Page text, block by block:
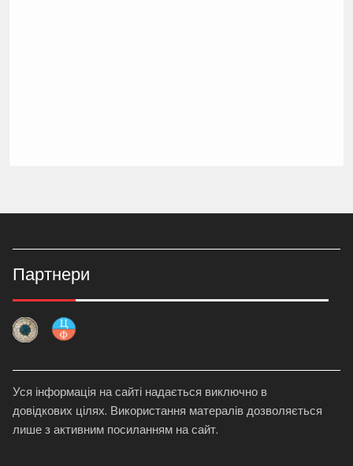
Партнери
Уся інформація на сайті надається виключно в
довідкових цілях. Використання матералів дозволяється
лише з активним посиланням на сайт.